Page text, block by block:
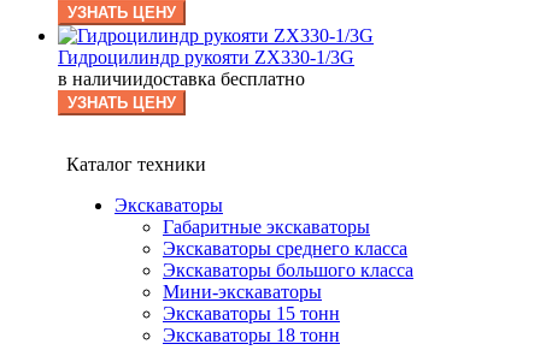
УЗНАТЬ ЦЕНУ
Гидроцилиндр рукояти ZX330-1/3G
в наличиидоставка бесплатно
УЗНАТЬ ЦЕНУ
Каталог техники
Экскаваторы
Габаритные экскаваторы
Экскаваторы среднего класса
Экскаваторы большого класса
Мини-экскаваторы
Экскаваторы 15 тонн
Экскаваторы 18 тонн